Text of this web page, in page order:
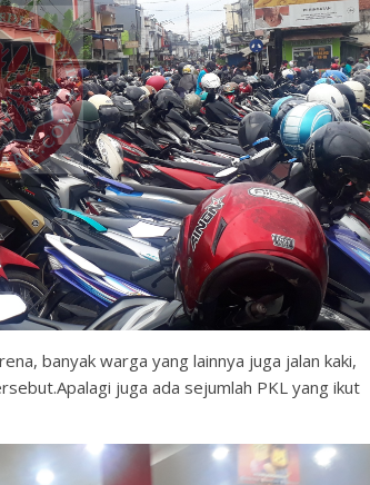
banyak warga yang lainnya juga jalan kaki,
juga ada sejumlah PKL yang ikut